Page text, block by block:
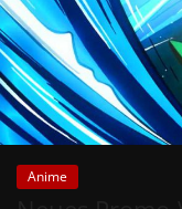
Anime